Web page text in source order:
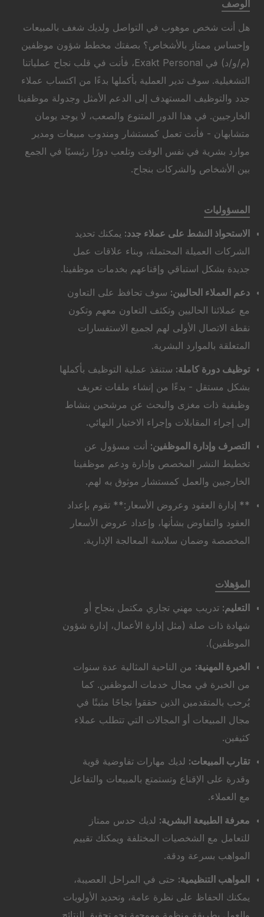
الوصف
هل أنت شخص موهوب في التواصل ولديك شغف بالمبيعات
وإحساس ممتاز بالأشخاص؟ بصفتك مخطط شؤون موظفين
(م/و/د) في Exakt Personal، فأنت في قلب نجاح عملياتنا
التشغيلية. سوف تدير العملية بأكملها بدءًا من اكتساب عملاء
جدد والتوظيف المستهدف إلى الدعم الأمثل وجدولة موظفينا
الخارجيين. في هذا الدور المتنوع والصعب، لا يوجد يومان
متشابهان - فأنت تعمل كمستشار ومندوب مبيعات ومدير
موارد بشرية في نفس الوقت وتلعب دورًا رئيسيًا في الجمع
بين الأشخاص والشركات بنجاح.
المسؤوليات
الاستحواذ النشط على عملاء جدد: يمكنك تحديد
الشركات العميلة المحتملة، وبناء علاقات عمل
جديدة بشكل استباقي وإقناعهم بخدمات موظفينا.
دعم العملاء الحاليين: سوف تحافظ على التعاون
مع عملائنا الحاليين وتكثف التعاون معهم وتكون
نقطة الاتصال الأولى لهم لجميع الاستفسارات
المتعلقة بالموارد البشرية.
توظيف دورة كاملة: ستنفذ عملية التوظيف بأكملها
بشكل مستقل - بدءًا من إنشاء ملفات تعريف
وظيفية ذات مغزى والبحث عن مرشحين بنشاط
إلى إجراء المقابلات وإجراء الاختيار النهائي.
التصرف وإدارة الموظفين: أنت مسؤول عن
تخطيط النشر المخصص وإدارة ودعم موظفينا
الخارجيين والعمل كمستشار موثوق به لهم.
** إدارة العقود وعروض الأسعار:** تقوم بإعداد
العقود والتفاوض بشأنها، وإعداد عروض الأسعار
المخصصة وضمان سلاسة المعالجة الإدارية.
المؤهلات
التعليم: تدريب مهني تجاري مكتمل بنجاح أو
شهادة ذات صلة (مثل إدارة الأعمال، إدارة شؤون
الموظفين).
الخبرة المهنية: من الناحية المثالية عدة سنوات
من الخبرة في مجال خدمات الموظفين. كما
يُرحب بالمتقدمين الذين حققوا نجاحًا مثبتًا في
مجال المبيعات أو المجالات التي تتطلب عملاء
كثيفين.
تقارب المبيعات: لديك مهارات تفاوضية قوية
وقدرة على الإقناع وتستمتع بالمبيعات والتفاعل
مع العملاء.
معرفة الطبيعة البشرية: لديك حدس ممتاز
للتعامل مع الشخصيات المختلفة ويمكنك تقييم
المواهب بسرعة ودقة.
المواهب التنظيمية: حتى في المراحل العصيبة،
يمكنك الحفاظ على نظرة عامة، وتحديد الأولويات